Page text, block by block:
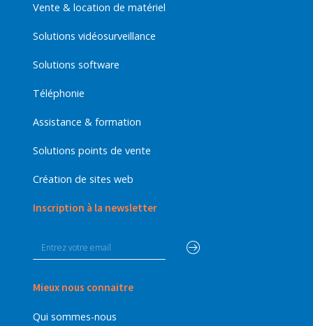
Vente & location de matériel
Solutions vidéosurveillance
Solutions software
Téléphonie
Assistance & formation
Solutions points de vente
Création de sites web
Inscription à la newsletter
Mieux nous connaitre
Qui sommes-nous